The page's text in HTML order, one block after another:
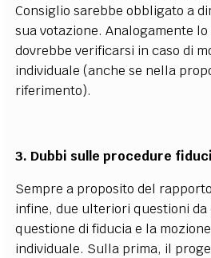
Consiglio sarebbe obbligato a
sua votazione. Analogamente
dovrebbe verificarsi in caso di
individuale (anche se nella
riferimento).
3. Dubbi sulle procedure
Sempre a proposito del
infine, due ulteriori questioni da
questione di fiducia e la
individuale. Sulla prima, il